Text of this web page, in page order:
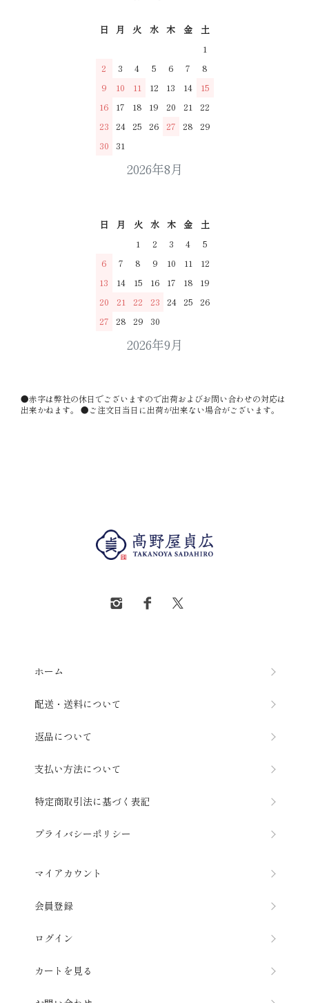
2026年8月
日 月 火 水 木 金
土
1
2
3 4 5 6 7
8
9
10 11 12 13 14
15
16
17 18 19 20 21
22
23 24 25 26 27 28 29
30
31
2026年9月
日 月 火 水 木 金
土
1
2 3 4
5
6
7 8 9 10 11
12
13
14 15 16 17 18
19
20
21 22 23 24 25 26
27 28 29 30
●赤字は弊社の休日でございますので出荷およびお問い合わせの対応は
出来かねます。 ●ご注文日当日に出荷が出来ない場合がございます。
ホーム
配送・送料について
返品について
支払い方法について
特定商取引法に基づく表記
プライバシーポリシー
マイアカウント
会員登録
ログイン
カートを見る